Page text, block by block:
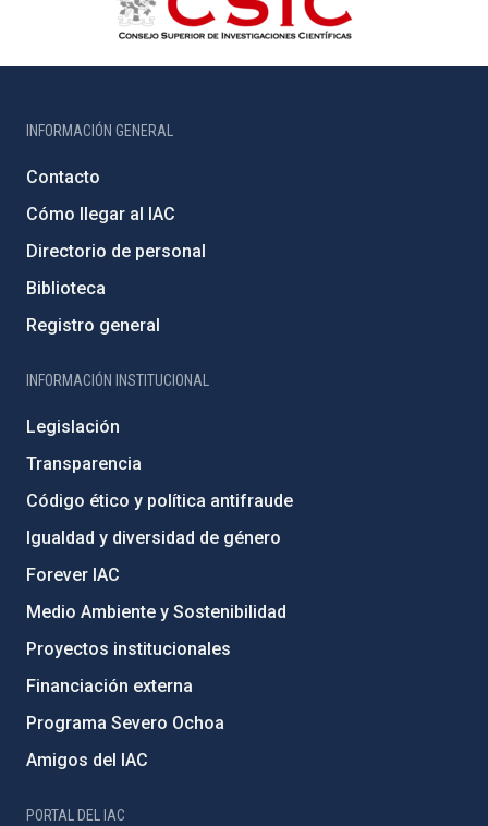
INFORMACIÓN GENERAL
Contacto
Cómo llegar al IAC
Directorio de personal
Biblioteca
Registro general
INFORMACIÓN INSTITUCIONAL
Legislación
Transparencia
Código ético y política antifraude
Igualdad y diversidad de género
Forever IAC
Medio Ambiente y Sostenibilidad
Proyectos institucionales
Financiación externa
Programa Severo Ochoa
Amigos del IAC
PORTAL DEL IAC